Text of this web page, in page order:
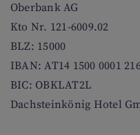
Oberbank AG
Kto Nr. 121-6009.02
BLZ: 15000
IBAN: AT14 1500 0001
BIC: OBKLAT2L
Dachsteinkönig Hotel